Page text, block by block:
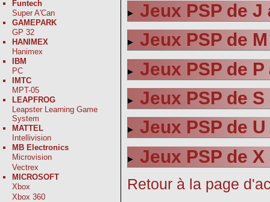
Funtech
Super A'Can
GAMEPARK
GP 32
HANIMEX
Hanimex
IBM
PC
IMTC
MPT-05
LEAPFROG
Leapster Learning Game
System
MATTEL
Intellivision
MB Electronics
Microvision
Vectrex
MICROSOFT
Xbox
Xbox 360
Jeux PSP de J
Jeux PSP de
Jeux PSP de P
Jeux PSP de S
Jeux PSP de U
Jeux PSP de X
Retour à la page